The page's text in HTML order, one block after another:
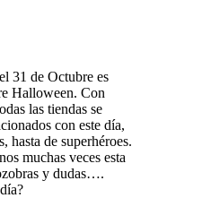
31 de Octubre es
Halloween. Con
las tiendas se
con este día,
hasta de superhéroes.
muchas veces esta
y dudas….